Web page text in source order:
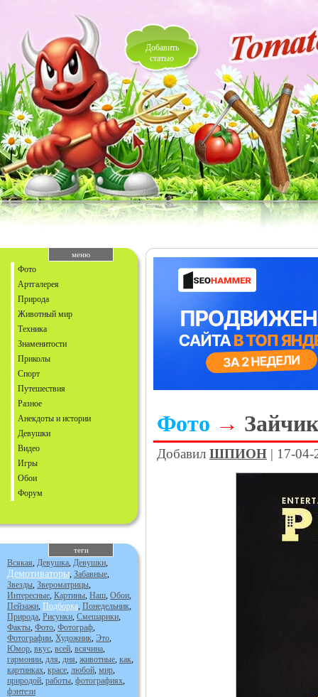
Добавить
статью
меню
Фото
Артгалерея
Природа
Животный мир
Техника
Знаменитости
Приколы
Спорт
Путешествия
Разное
Анекдоты и истории
Девушки
Видео
Игры
Обои
Форум
теги
Всякая, Девушка, Девушки,
Демотиваторы, Забавные,
Звезды, Звероматрицы,
Интересные, Картины, Наш, Обои,
Пейзажи, Подборка, Понедельник,
Природа, Рисунки, Смешарики,
Факты, Фото, Фотограф,
Фотографии, Художник, Это,
Юмор, вкус, всей, всячина,
гармонии, для, дня, животные, как,
картинках, красе, любой, мир,
природой, работы, фотографиях,
фэнтези
Фото →
Добавил ШПИОН | 17-